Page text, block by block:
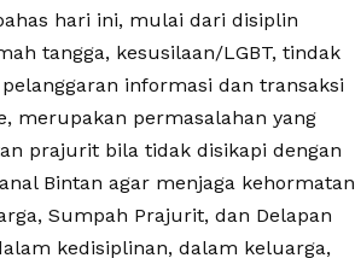
hari ini, mulai dari disiplin
tangga, kesusilaan/LGBT, tindak
informasi dan transaksi
merupakan permasalahan yang
prajurit bila tidak disikapi dengan
Bintan agar menjaga kehormatan
Sumpah Prajurit, dan Delapan
kedisiplinan, dalam keluarga,